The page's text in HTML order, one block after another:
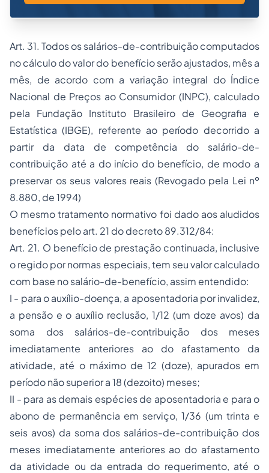
Art. 31. Todos os salários-de-contribuição computados
no cálculo do valor do benefício serão ajustados, mês a
mês, de acordo com a variação integral do Índice
Nacional de Preços ao Consumidor (INPC), calculado
pela Fundação Instituto Brasileiro de Geografia e
Estatística (IBGE), referente ao período decorrido a
partir da data de competência do salário-de-
contribuição até a do início do benefício, de modo a
preservar os seus valores reais (Revogado pela Lei nº
8.880, de 1994)
O mesmo tratamento normativo foi dado aos aludidos
benefícios pelo art. 21 do decreto 89.312/84:
Art. 21. O benefício de prestação continuada, inclusive
o regido por normas especiais, tem seu valor calculado
com base no salário-de-benefício, assim entendido:
I - para o auxílio-doença, a aposentadoria por invalidez,
a pensão e o auxílio reclusão, 1/12 (um doze avos) da
soma dos salários-de-contribuição dos meses
imediatamente anteriores ao do afastamento da
atividade, até o máximo de 12 (doze), apurados em
período não superior a 18 (dezoito) meses;
II - para as demais espécies de aposentadoria e para o
abono de permanência em serviço, 1/36 (um trinta e
seis avos) da soma dos salários-de-contribuição dos
meses imediatamente anteriores ao do afastamento
da atividade ou da entrada do requerimento, até o